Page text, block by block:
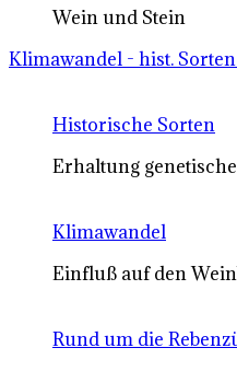
Wein und Stein
Klimawandel - hist.
Historische Sorten
Erhaltung
Klimawandel
Einfluß auf den
Rund um die